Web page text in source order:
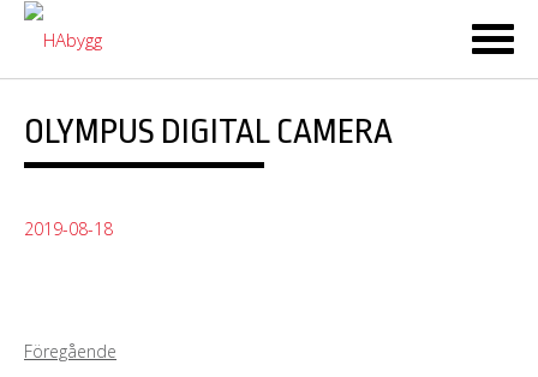
to
OLYMPUS DIGITAL CAMERA
2019-08-18
Föregående